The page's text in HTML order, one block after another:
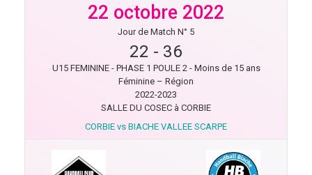
22 octobre 2022
Jour de Match N° 5
22 - 36
U15 FEMININE - PHASE 1 POULE 2 - Moins de 15 ans
Féminine – Région
2022-2023
SALLE DU COSEC à CORBIE
CORBIE vs BIACHE VALLEE SCARPE